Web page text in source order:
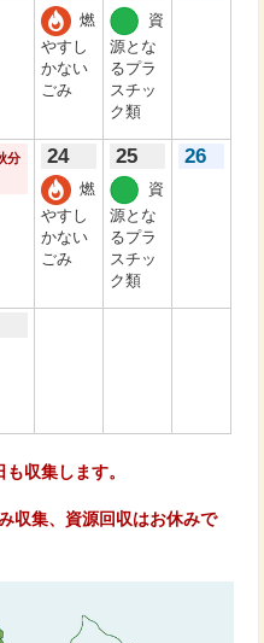
燃
やすし
かない
ごみ
資
源とな
るプラ
スチッ
ク類
分
24
燃
やすし
かない
ごみ
25
資
源とな
るプラ
スチッ
ク類
26
収集します。
収集、資源回収はお休みで